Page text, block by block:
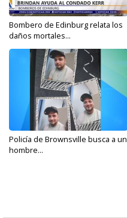
Bombero de Edinburg relata los
daños mortales...
Policía de Brownsville busca a un
hombre...